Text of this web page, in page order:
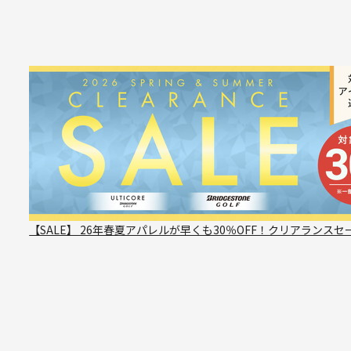
【SALE】 26年春夏アパレルが早くも30％OFF！クリアランスセ